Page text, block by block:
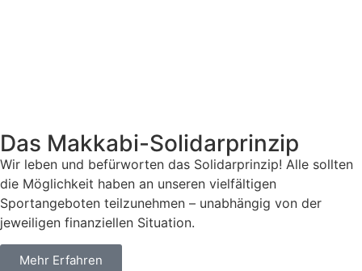
Das Makkabi-Solidarprinzip
Wir leben und befürworten das Solidarprinzip! Alle sollten
die Möglichkeit haben an unseren vielfältigen
Sportangeboten teilzunehmen – unabhängig von der
jeweiligen finanziellen Situation.
Mehr Erfahren